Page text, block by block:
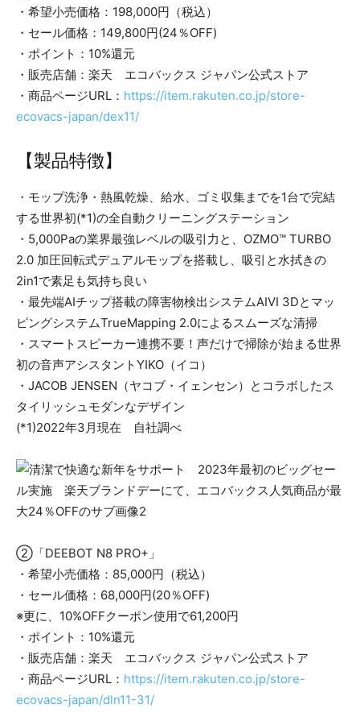
・希望小売価格：198,000円（税込）
・セール価格：149,800円(24％OFF)
・ポイント：10%還元
・販売店舗：楽天 エコバックス ジャパン公式ストア
・商品ページURL： https://item.rakuten.co.jp/store-
ecovacs-japan/dex11/
【製品特徴】
・モップ洗浄・熱風乾燥、給水、ゴミ収集までを1台で完結
する世界初(*1)の全自動クリーニングステーション
・5,000Paの業界最強レベルの吸引力と、OZMO™ TURBO
2.0 加圧回転式デュアルモップを搭載し、吸引と水拭きの
2in1で素足も気持ち良い
・最先端AIチップ搭載の障害物検出システムAIVI 3Dとマッ
ピングシステムTrueMapping 2.0によるスムーズな清掃
・スマートスピーカー連携不要！声だけで掃除が始まる世界
初の音声アシスタントYIKO（イコ）
・JACOB JENSEN（ヤコブ・イェンセン）とコラボしたス
タイリッシュモダンなデザイン
(*1)2022年3月現在 自社調べ
②「DEEBOT N8 PRO+」
・希望小売価格：85,000円（税込）
・セール価格：68,000円(20％OFF)
※更に、10%OFFクーポン使用で61,200円
・ポイント：10%還元
・販売店舗：楽天 エコバックス ジャパン公式ストア
・商品ページURL： https://item.rakuten.co.jp/store-
ecovacs-japan/dln11-31/